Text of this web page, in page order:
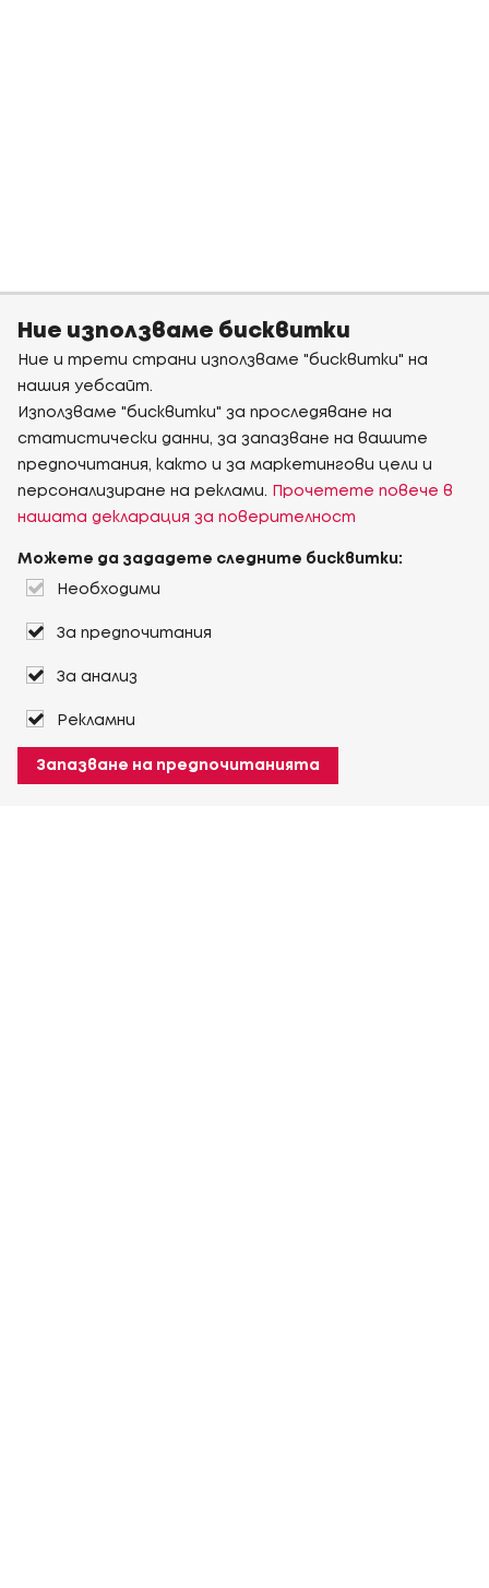
Ние използваме бисквитки
Ние и трети страни използваме "бисквитки" на
нашия уебсайт.
Използваме "бисквитки" за проследяване на
статистически данни, за запазване на вашите
предпочитания, както и за маркетингови цели и
персонализиране на реклами.
Прочетете повече в
нашата декларация за поверителност
Можете да зададете следните бисквитки:
Необходими
За предпочитания
За анализ
Рекламни
Запазване на предпочитанията